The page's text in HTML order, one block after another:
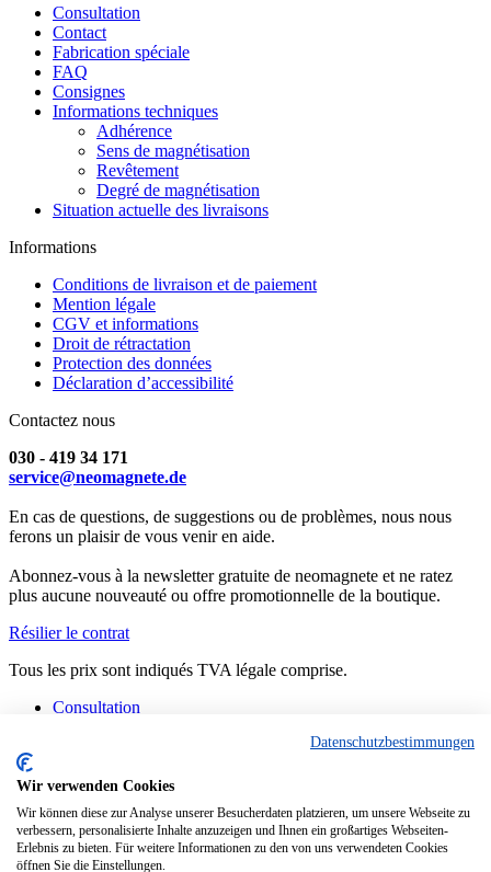
Consultation
Contact
Fabrication spéciale
FAQ
Consignes
Informations techniques
Adhérence
Sens de magnétisation
Revêtement
Degré de magnétisation
Situation actuelle des livraisons
Informations
Conditions de livraison et de paiement
Mention légale
CGV et informations
Droit de rétractation
Protection des données
Déclaration d’accessibilité
Contactez nous
030 - 419 34 171
service@neomagnete.de
En cas de questions, de suggestions ou de problèmes, nous nous
ferons un plaisir de vous venir en aide.
Abonnez-vous à la newsletter gratuite de neomagnete et ne ratez
plus aucune nouveauté ou offre promotionnelle de la boutique.
Résilier le contrat
Tous les prix sont indiqués TVA légale comprise.
Consultation
Consignes
Informations techniques
Situation actuelle des livraisons
Copyright © - Tous droits réservés
Datenschutzbestimmungen
Wir verwenden Cookies
Wir können diese zur Analyse unserer Besucherdaten platzieren, um unsere Webseite zu
verbessern, personalisierte Inhalte anzuzeigen und Ihnen ein großartiges Webseiten-
Erlebnis zu bieten. Für weitere Informationen zu den von uns verwendeten Cookies
öffnen Sie die Einstellungen.